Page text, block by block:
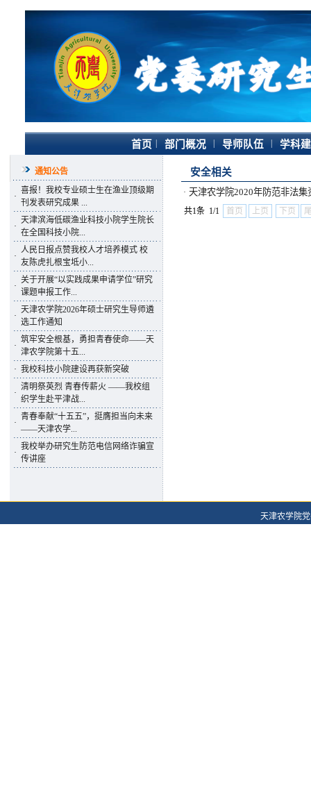
首页 部门概况 导师队伍 学科
通知公告
·
喜报！我校专业硕士生在渔业顶级期
刊发表研究成果 ...
·
天津滨海低碳渔业科技小院学生院长
在全国科技小院...
·
人民日报点赞我校人才培养模式 校
友陈虎扎根宝坻小...
·
关于开展“以实践成果申请学位”研究
课题申报工作...
·
天津农学院2026年硕士研究生导师遴
选工作通知
·
筑牢安全根基，勇担青春使命——天
津农学院第十五...
· 我校科技小院建设再获新突破
·
清明祭英烈 青春传薪火 ——我校组
织学生赴平津战...
·
青春奉献“十五五”，挺膺担当向未来
——天津农学...
·
我校举办研究生防范电信网络诈骗宣
传讲座
安全相关
· 天津农学院2020年防范非法集
共1条 1/1 首页 上页 下页
天津农学院